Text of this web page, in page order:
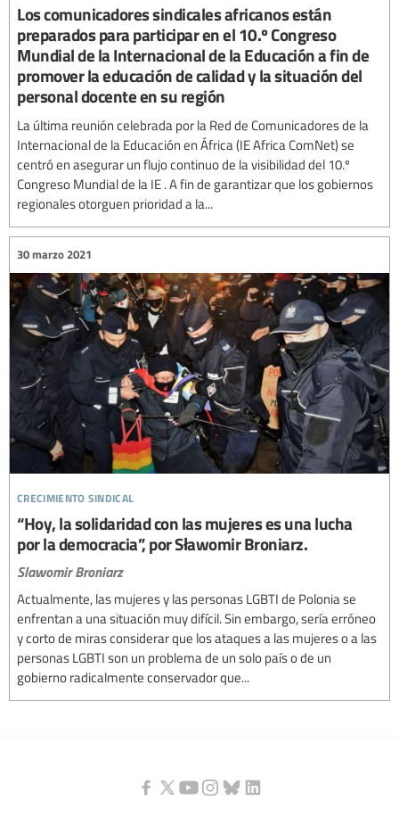
Los comunicadores sindicales africanos están
preparados para participar en el 10.º Congreso
Mundial de la Internacional de la Educación a fin de
promover la educación de calidad y la situación del
personal docente en su región
La última reunión celebrada por la Red de Comunicadores de la
Internacional de la Educación en África (IE Africa ComNet) se
centró en asegurar un flujo continuo de la visibilidad del 10.º
Congreso Mundial de la IE . A fin de garantizar que los gobiernos
regionales otorguen prioridad a la...
crecimiento sindical
30 marzo 2021
“Hoy, la solidaridad con las mujeres es una lucha
por la democracia”, por Sławomir Broniarz.
Slawomir Broniarz
Actualmente, las mujeres y las personas LGBTI de Polonia se
enfrentan a una situación muy difícil. Sin embargo, sería erróneo
y corto de miras considerar que los ataques a las mujeres o a las
personas LGBTI son un problema de un solo país o de un
gobierno radicalmente conservador que...